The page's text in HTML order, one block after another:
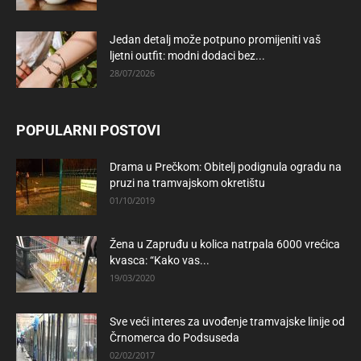
Jedan detalj može potpuno promijeniti vaš
ljetni outfit: modni dodaci bez...
28/07/2026
POPULARNI POSTOVI
Drama u Prečkom: Obitelj podignula ogradu na
pruzi na tramvajskom okretištu
01/10/2019
Žena u Zapruđu u kolica natrpala 6000 vrećica
kvasca: “Kako vas...
19/03/2020
Sve veći interes za uvođenje tramvajske linije od
Črnomerca do Podsuseda
02/02/2017